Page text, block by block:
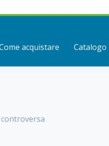
acquistare Catalogo